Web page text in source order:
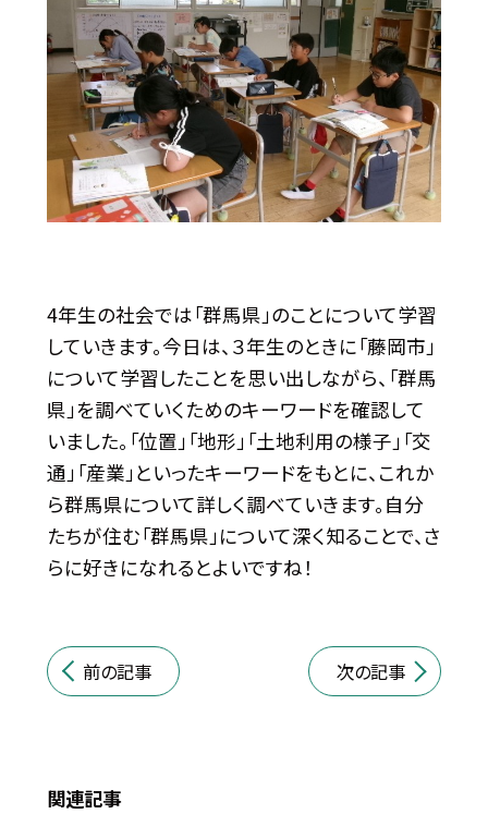
4年生の社会では「群馬県」のことについて学習
していきます。今日は、３年生のときに「藤岡市」
について学習したことを思い出しながら、「群馬
県」を調べていくためのキーワードを確認して
いました。「位置」「地形」「土地利用の様子」「交
通」「産業」といったキーワードをもとに、これか
ら群馬県について詳しく調べていきます。自分
たちが住む「群馬県」について深く知ることで、さ
らに好きになれるとよいですね！
前の記事 次の記事
関連記事